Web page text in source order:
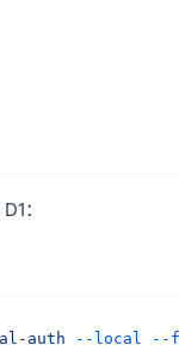
：
auth --local --